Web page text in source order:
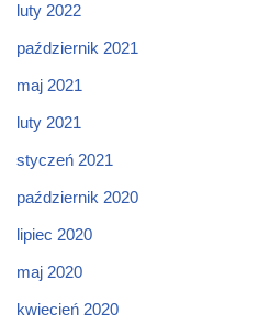
luty 2022
październik 2021
maj 2021
luty 2021
styczeń 2021
październik 2020
lipiec 2020
maj 2020
kwiecień 2020